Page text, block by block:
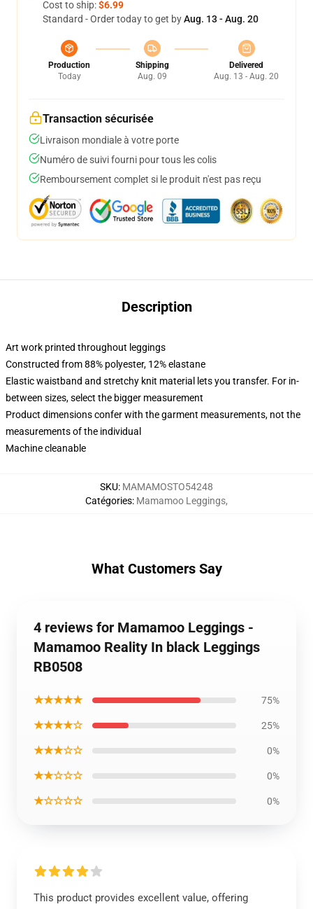
Cost to ship:$6.99
Standard - Order today to get byAug. 13 - Aug. 20
Production
Today
Shipping
Aug. 09
Delivered
Aug. 13 - Aug. 20
Transaction sécurisée
Livraison mondiale à votre porte
Numéro de suivi fourni pour tous les colis
Remboursement complet si le produit n'est pas reçu
Description
Art work printed throughout leggings
Constructed from 88% polyester, 12% elastane
Elastic waistband and stretchy knit material lets you transfer. For in-
between sizes, select the bigger measurement
Product dimensions confer with the garment measurements, not the
measurements of the individual
Machine cleanable
SKU: MAMAMOSTO54248
Catégories: Mamamoo Leggings,
What Customers Say
4 reviews for Mamamoo Leggings -
Mamamoo Reality In black Leggings
RB0508
★★★★★ 75%
★★★★☆ 25%
★★★☆☆ 0%
★★☆☆☆ 0%
★☆☆☆☆ 0%
This product provides excellent value, offering